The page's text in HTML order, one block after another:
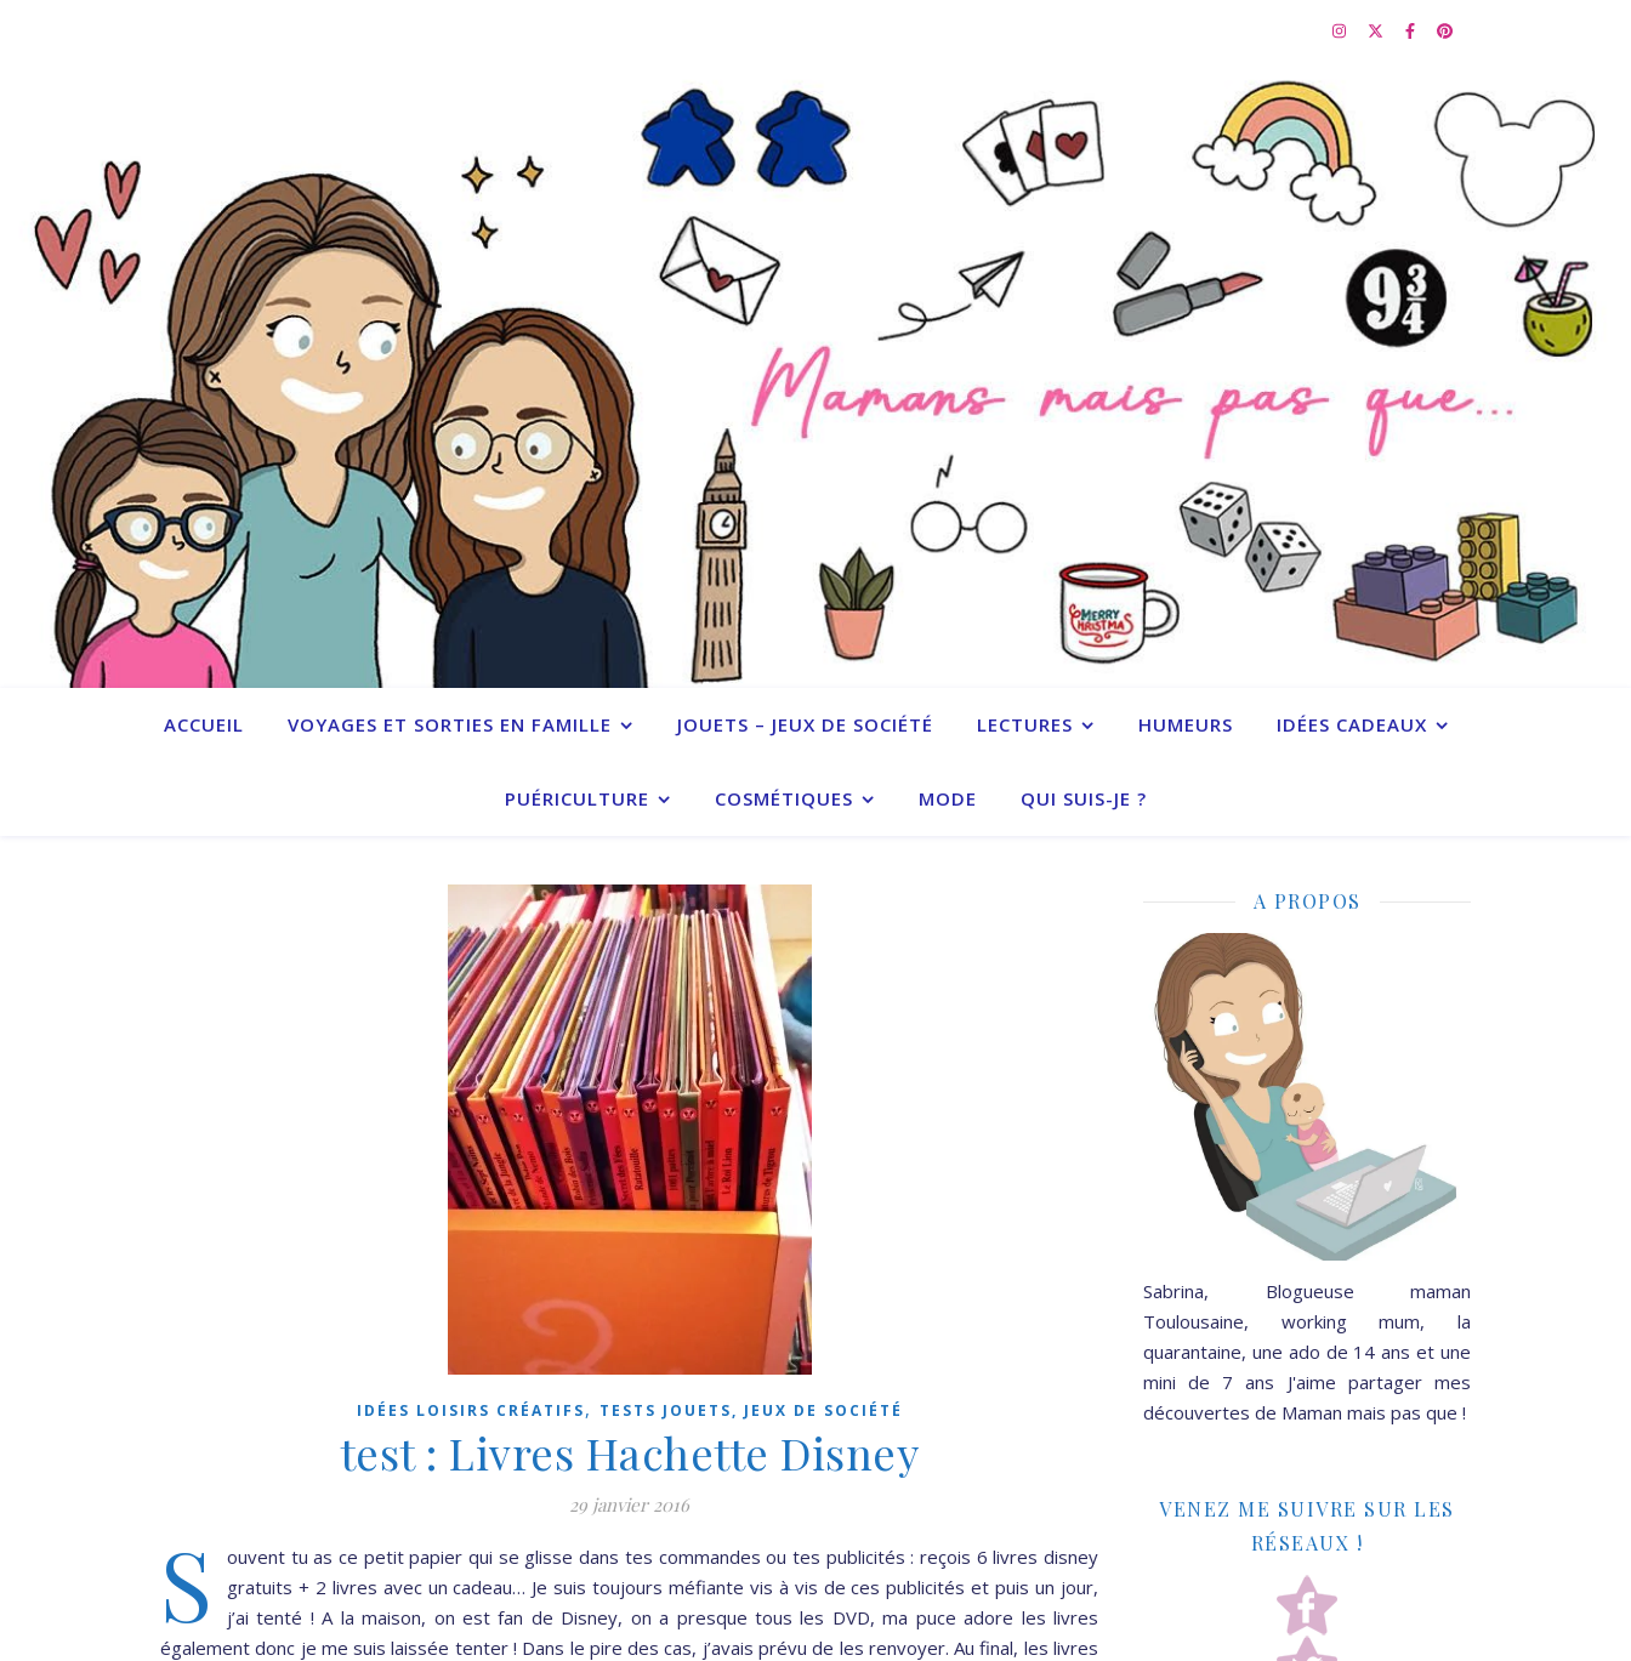
ACCUEIL VOYAGES ET SORTIES EN FAMILLE JOUETS – JEUX DE SOCIÉTÉ LECTURES HUMEURS IDÉES CADEAUX
PUÉRICULTURE COSMÉTIQUES MODE QUI SUIS-JE ?
IDÉES LOISIRS CRÉATIFS, TESTS JOUETS, JEUX DE SOCIÉTÉ
test : Livres Hachette Disney
29 janvier 2016
S
ouvent tu as ce petit papier qui se glisse dans tes commandes ou tes publicités : reçois 6 livres disney
gratuits + 2 livres avec un cadeau… Je suis toujours méfiante vis à vis de ces publicités et puis un jour,
j’ai tenté ! A la maison, on est fan de Disney, on a presque tous les DVD, ma puce adore les livres
également donc je me suis laissée tenter ! Dans le pire des cas, j’avais prévu de les renvoyer. Au final, les livres
A PROPOS
Sabrina, Blogueuse maman
Toulousaine, working mum, la
quarantaine, une ado de 14 ans et une
mini de 7 ans J'aime partager mes
découvertes de Maman mais pas que !
VENEZ ME SUIVRE SUR LES
RÉSEAUX !